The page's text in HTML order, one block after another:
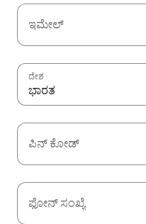
ಇಮೇಲ್
ದೇಶ
ಭಾರತ
ಪಿನ್ ಕೋಡ್
ಫೋನ್ ಸಂಖ್ಯೆ